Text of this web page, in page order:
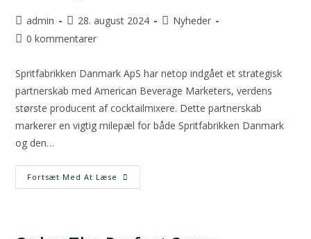
admin 28. august 2024
Nyheder
0 kommentarer
Spritfabrikken Danmark ApS har netop indgået et strategisk
partnerskab med American Beverage Marketers, verdens
største producent af cocktailmixere. Dette partnerskab
markerer en vigtig milepæl for både Spritfabrikken Danmark
og den…
Fortsæt Med At Læse